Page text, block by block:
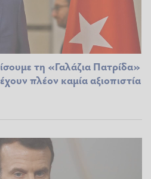
τη «Γαλάζια Πατρίδα»
πλέον καμία αξιοπιστία